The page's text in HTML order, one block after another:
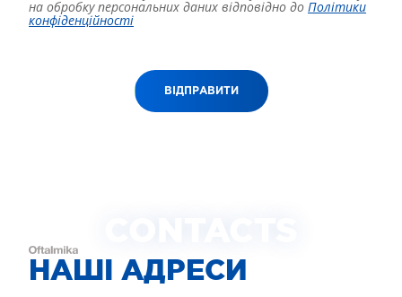
на обробку персональних даних відповідно до Політики
конфіденційності
ВІДПРАВИТИ
НАШІ АДРЕСИ